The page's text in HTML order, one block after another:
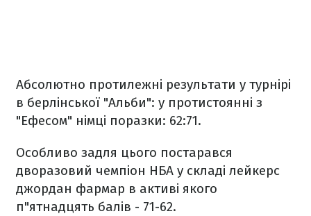
Абсолютно протилежні результати у турнірі
в берлінської "Альби": у протистоянні з
"Ефесом" німці поразки: 62:71.
Особливо задля цього постарався
дворазовий чемпіон НБА у складі лейкерс
джордан фармар в активі якого
п"ятнадцять балів - 71-62.